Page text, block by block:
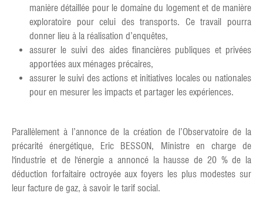
manière détaillée pour le domaine du logement et de manière
exploratoire pour celui des transports. Ce travail pourra
donner lieu à la réalisation d’enquêtes,
assurer le suivi des aides financières publiques et privées
apportées aux ménages précaires,
assurer le suivi des actions et initiatives locales ou nationales
pour en mesurer les impacts et partager les expériences.
Parallèlement à l’annonce de la création de l’Observatoire de la
précarité énergétique, Eric BESSON, Ministre en charge de
l'industrie et de l'énergie a annoncé la hausse de 20 % de la
déduction forfaitaire octroyée aux foyers les plus modestes sur
leur facture de gaz, à savoir le tarif social.